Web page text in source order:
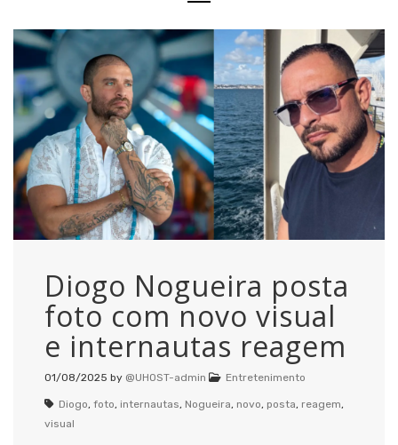
Diogo Nogueira posta
foto com novo visual
e internautas reagem
01/08/2025 by @UHOST-admin Entretenimento
Diogo, foto, internautas, Nogueira, novo, posta, reagem,
visual